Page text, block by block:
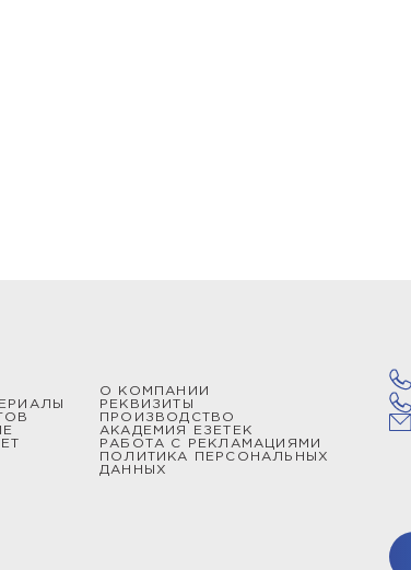
О КОМПАНИИ
РЕКВИЗИТЫ
ПРОИЗВОДСТВО
АКАДЕМИЯ ЕЗЕТЕК
РАБОТА С РЕКЛАМАЦИЯМИ
ПОЛИТИКА ПЕРСОНАЛЬНЫХ
ДАННЫХ